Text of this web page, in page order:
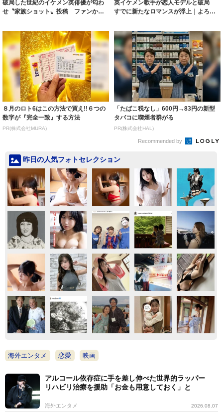
破局した世紀のイケメン英俳優が匂わ
せ〝家族ショット〟投稿 ファンから
英イケメン歌手が恋人モデルと破局
すでに新たなロマンスが浮上｜よろ
８月のロト6はこの方法で買え!!６つの
数字が『完全一致』する方法
PR(株式会社MURA)
「たばこ税なし」600円→83円の新型
タバコに喫煙者群がる
PR(株式会社HAL)
Recommended by
昨日の人気フォトセレクション
海外エンタメ 恋愛 映画
アルコール依存症に手を差し伸べた世界的ラッパー
リハビリ治療を援助「お金も用意しておく」と
海外エンタメ 2026.08.07